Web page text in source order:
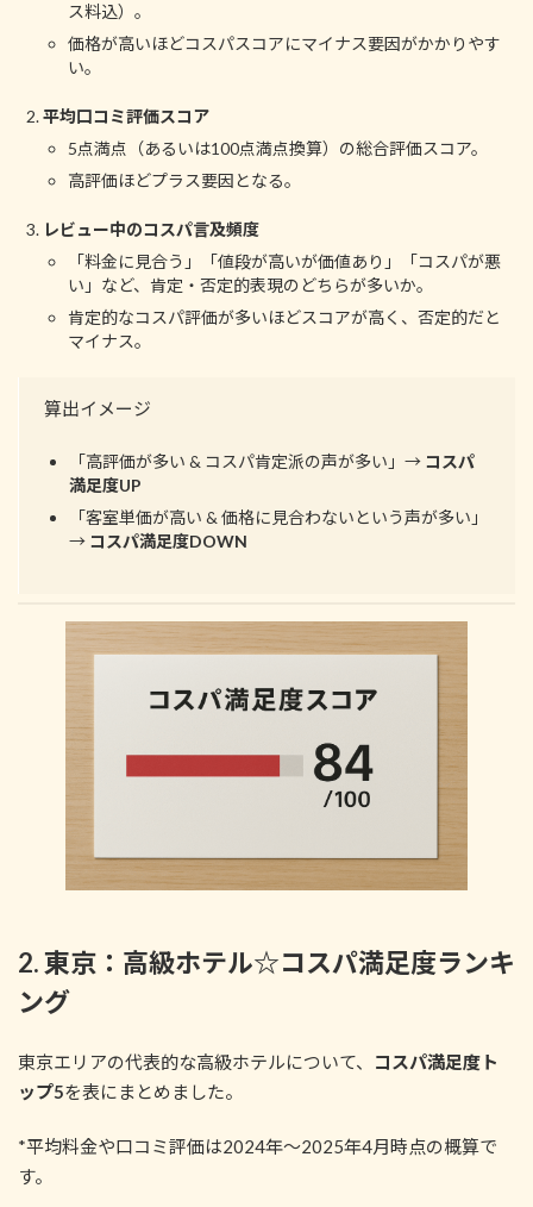
ス料込）。
価格が高いほどコスパスコアにマイナス要因がかかりやす
い。
平均口コミ評価スコア
5点満点（あるいは100点満点換算）の総合評価スコア。
高評価ほどプラス要因となる。
レビュー中のコスパ言及頻度
「料金に見合う」「値段が高いが価値あり」「コスパが悪
い」など、肯定・否定的表現のどちらが多いか。
肯定的なコスパ評価が多いほどスコアが高く、否定的だと
マイナス。
算出イメージ
「高評価が多い & コスパ肯定派の声が多い」→ コスパ
満足度UP
「客室単価が高い & 価格に見合わないという声が多い」
→ コスパ満足度DOWN
2. 東京：高級ホテル☆コスパ満足度ランキ
ング
東京エリアの代表的な高級ホテルについて、
コスパ満足度ト
ップ5を表にまとめました。
*平均料金や口コミ評価は2024年～2025年4月時点の概算で
す。